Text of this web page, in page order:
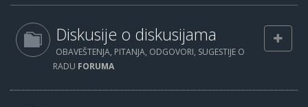
Diskusije o diskusijama
OBAVEŠTENJA, PITANJA, ODGOVORI, SUGESTIJE O
RADU FORUMA